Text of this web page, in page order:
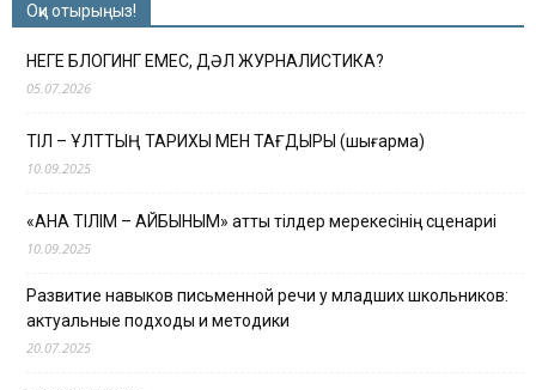
Оқи отырыңыз!
НЕГЕ БЛОГИНГ ЕМЕС, ДӘЛ ЖУРНАЛИСТИКА?
05.07.2026
ТІЛ – ҰЛТТЫҢ ТАРИХЫ МЕН ТАҒДЫРЫ (шығарма)
10.09.2025
«АНА ТІЛІМ – АЙБЫНЫМ» атты тілдер мерекесінің сценариі
10.09.2025
Развитие навыков письменной речи у младших школьников:
актуальные подходы и методики
20.07.2025